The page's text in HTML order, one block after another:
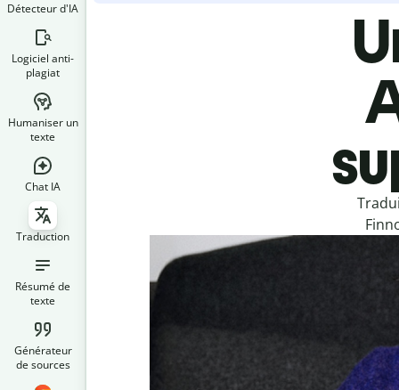
Détecteur d'IA
Logiciel anti-
plagiat
Humaniser un
texte
Chat IA
Traduction
Résumé de
texte
Générateur
de sources